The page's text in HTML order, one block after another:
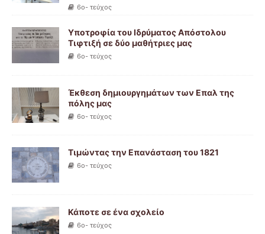
6ο- τεύχος
Υποτροφία του Ιδρύματος Απόστολου
Τιφτιξή σε δύο μαθήτριες μας
6ο- τεύχος
Έκθεση δημιουργημάτων των Επαλ της
πόλης μας
6ο- τεύχος
Τιμώντας την Επανάσταση του 1821
6ο- τεύχος
Κάποτε σε ένα σχολείο
6ο- τεύχος